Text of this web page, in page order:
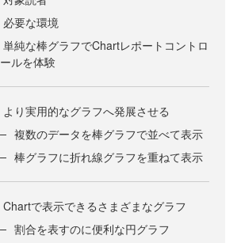
必要な環境
単純な棒グラフでChartレポートコントロ
ールを体験
より実用的なグラフへ発展させる
複数のデータを棒グラフで並べて表示
棒グラフに折れ線グラフを重ねて表示
Chartで表示できるさまざまなグラフ
割合を表すのに便利な円グラフ